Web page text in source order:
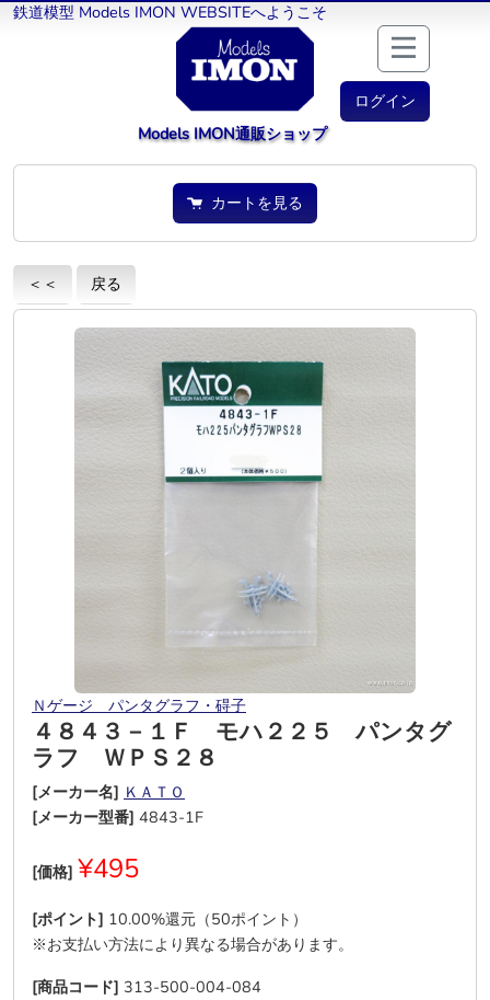
鉄道模型 Models IMON WEBSITEへようこそ
ログイン
Models IMON通販ショップ
カートを見る
＜＜ 戻る
Ｎゲージ パンタグラフ・碍子
４８４３－１Ｆ モハ２２５ パンタグ
ラフ ＷＰＳ２８
[メーカー名] ＫＡＴＯ
[メーカー型番] 4843-1F
[価格] ¥495
[ポイント] 10.00%還元（50ポイント）
※お支払い方法により異なる場合があります。
[商品コード] 313-500-004-084